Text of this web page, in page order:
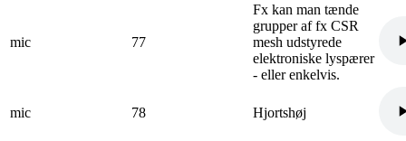
mic 77
Fx kan man tænde
grupper af fx CSR
mesh udstyrede
elektroniske lyspærer
- eller enkelvis.
mic 78 Hjortshøj